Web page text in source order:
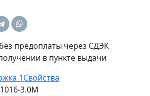
предоплаты через СДЭК
в пункте выдачи
1Свойства
3.0M